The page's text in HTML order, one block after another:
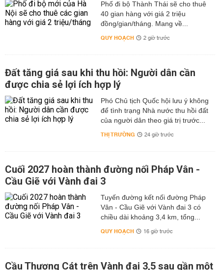
Phố đi bộ Thành Thái sẽ cho thuê
40 gian hàng với giá 2 triệu
đồng/gian/tháng. Mang về...
QUY HOẠCH 2 giờ trước
Đất tăng giá sau khi thu hồi: Người dân cần
được chia sẻ lợi ích hợp lý
Phó Chủ tịch Quốc hội lưu ý không
để tình trạng Nhà nước thu hồi đất
của người dân theo giá trị trước...
THỊ TRƯỜNG 24 giờ trước
Cuối 2027 hoàn thành đường nối Pháp Vân -
Cầu Giẽ với Vành đai 3
Tuyến đường kết nối đường Pháp
Vân - Cầu Giẽ với Vành đai 3 có
chiều dài khoảng 3,4 km, tổng...
QUY HOẠCH 16 giờ trước
Cầu Thượng Cát trên Vành đai 3,5 sau gần một